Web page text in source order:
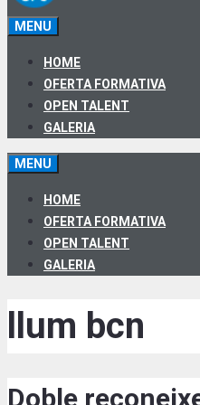
MENU
HOME
OFERTA FORMATIVA
OPEN TALENT
GALERIA
MENU
HOME
OFERTA FORMATIVA
OPEN TALENT
GALERIA
llum bcn
Doble